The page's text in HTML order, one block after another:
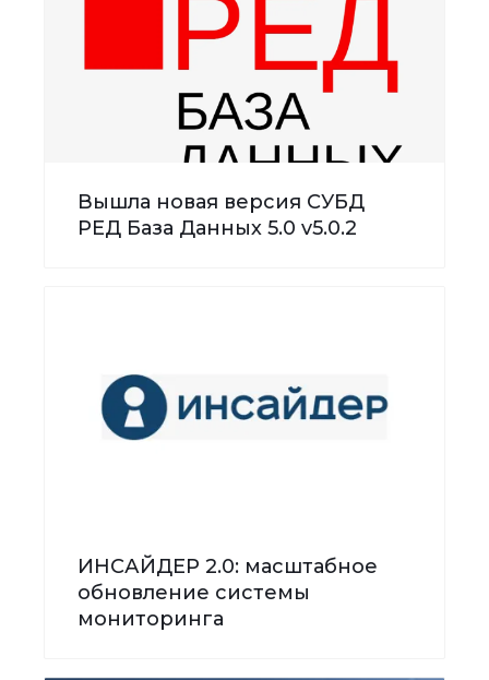
Вышла новая версия СУБД
РЕД База Данных 5.0 v5.0.2
ИНСАЙДЕР 2.0: масштабное
обновление системы
мониторинга